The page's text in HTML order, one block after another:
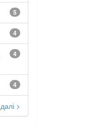
5
4
4
4
далі >